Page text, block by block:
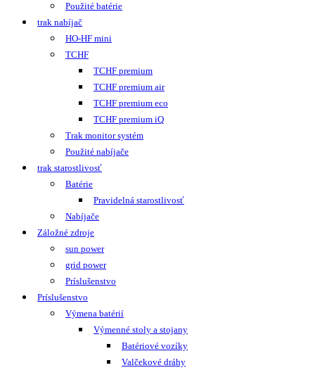
Použité batérie
trak nabíjač
HO-HF mini
TCHF
TCHF premium
TCHF premium air
TCHF premium eco
TCHF premium iQ
Trak monitor systém
Použité nabíjače
trak starostlivosť
Batérie
Pravidelná starostlivosť
Nabíjače
Záložné zdroje
sun power
grid power
Príslušenstvo
Príslušenstvo
Výmena batérií
Výmenné stoly a stojany
Batériové vozíky
Valčekové dráhy